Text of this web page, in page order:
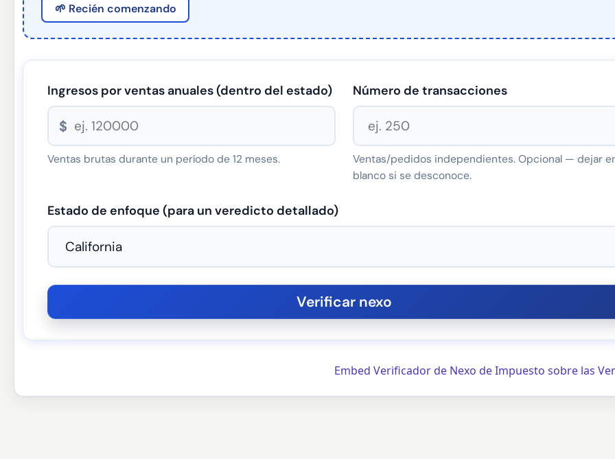
🌱 Recién comenzando
Ingresos por ventas anuales (dentro del estado)
$
Ventas brutas durante un período de 12 meses.
Número de transacciones
Ventas/pedidos independientes. Opcional — dejar
blanco si se desconoce.
Estado de enfoque (para un veredicto detallado)
Embed Verificador de Nexo de Impuesto sobre las